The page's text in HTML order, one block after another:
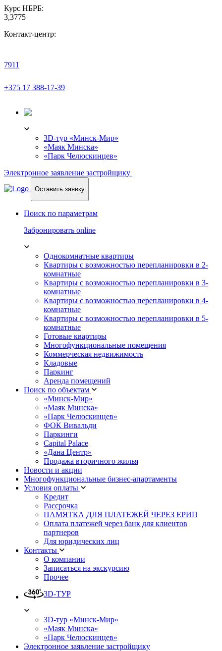
Курс НБРБ:
3,3775
Контакт-центр:
7911
+375 17 388-17-39
3D-тур «Минск-Мир»
«Маяк Минска»
«Парк Челюскинцев»
Электронное заявление застройщику
Оставить заявку
Поиск по параметрам
Забронировать online
Однокомнатные квартиры
Квартиры с возможностью перепланировки в 2-
комнатные
Квартиры с возможностью перепланировки в 3-
комнатные
Квартиры с возможностью перепланировки в 4-
комнатные
Квартиры с возможностью перепланировки в 5-
комнатные
Готовые квартиры
Многофункциональные помещения
Коммерческая недвижимость
Кладовые
Паркинг
Аренда помещений
Поиск по объектам
«Минск-Мир»
«Маяк Минска»
«Парк Челюскинцев»
ФОК Вивальди
Паркинги
Capital Palace
«Дана Центр»
Продажа вторичного жилья
Новости и акции
Многофункциональные бизнес-апартаменты
Условия оплаты
Кредит
Рассрочка
ПАМЯТКА ДЛЯ ПЛАТЕЖЕЙ ЧЕРЕЗ ЕРИП
Оплата платежей через банк для клиентов
партнеров
Для юридических лиц
Контакты
О компании
Записаться на экскурсию
Прочее
3D-ТУР
3D-тур «Минск-Мир»
«Маяк Минска»
«Парк Челюскинцев»
Электронное заявление застройщику